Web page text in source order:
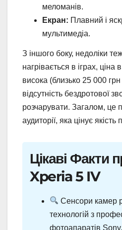
меломанів.
Екран: Плавний і
мультимедіа.
З іншого боку, недоліки
нагрівається в іграх,
висока (близько 25 000
відсутність бездротової
розчарувати. Загалом, це
аудиторії, яка цінує
Цікаві Факти
Xperia 5 IV
Сенсори камер
технологій з
фотоапаратів